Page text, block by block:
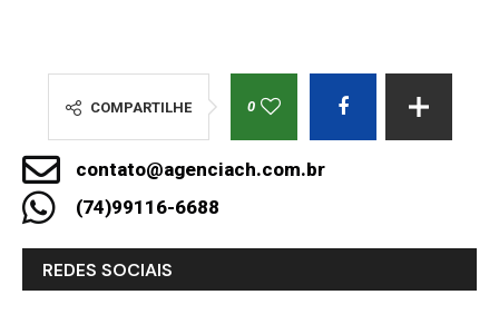
COMPARTILHE 0
contato@agenciach.com.br
(74)99116-6688
REDES SOCIAIS